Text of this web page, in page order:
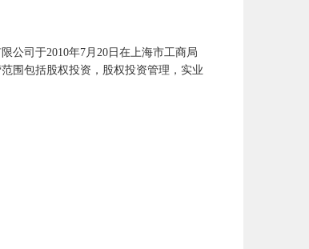
公司于2010年7月20日在上海市工商局
围包括股权投资，股权投资管理，实业